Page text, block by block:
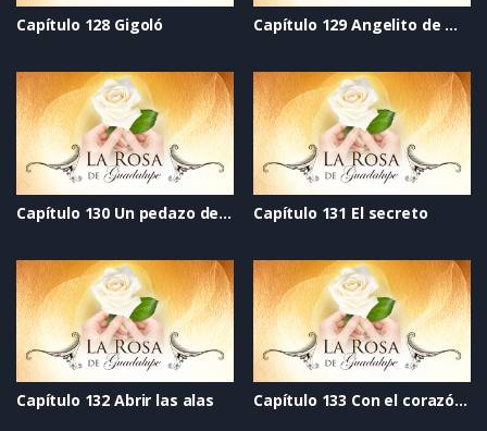
Capítulo 128 Gigoló Capítulo 129 Angelito de mi guarda
Capítulo 130 Un pedazo de vida Capítulo 131 El secreto
Capítulo 132 Abrir las alas Capítulo 133 Con el corazón divido